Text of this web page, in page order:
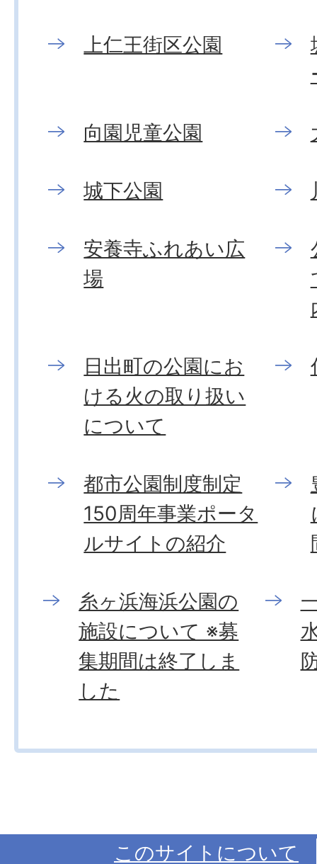
上仁王街区公園
向園児童公園
城下公園
安養寺ふれあい広
場
日出町の公園にお
ける火の取り扱い
について
都市公園制度制定
150周年事業ポータ
ルサイトの紹介
糸ヶ浜海浜公園の
施設について ※募
集期間は終了しま
した
このサイトについて